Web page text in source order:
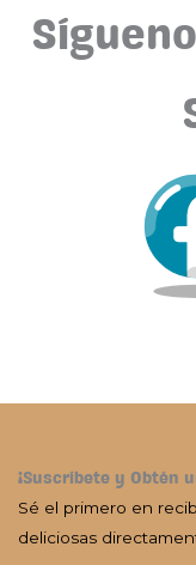
¡Suscríbete y Obtén
Sé el primero en
deliciosas